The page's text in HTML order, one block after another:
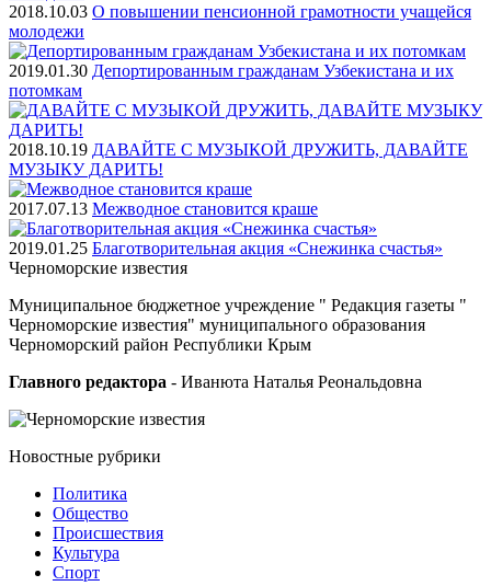
2018.10.03 О повышении пенсионной грамотности учащейся
молодежи
2019.01.30 Депортированным гражданам Узбекистана и их
потомкам
2018.10.19 ДАВАЙТЕ С МУЗЫКОЙ ДРУЖИТЬ, ДАВАЙТЕ
МУЗЫКУ ДАРИТЬ!
2017.07.13 Межводное становится краше
2019.01.25 Благотворительная акция «Снежинка счастья»
Черноморские известия
Муниципальное бюджетное учреждение " Редакция газеты "
Черноморские известия" муниципального образования
Черноморский район Республики Крым
Главного редактора - Иванюта Наталья Реональдовна
Новостные рубрики
Политика
Общество
Проиcшествия
Культура
Спорт